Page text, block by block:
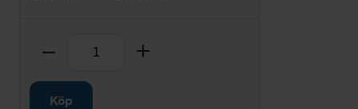
Ta bort
Köp